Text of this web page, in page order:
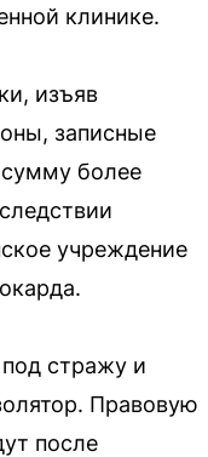
клинике.
изъяв
записные
более
учреждение
стражу и
Правовую
после